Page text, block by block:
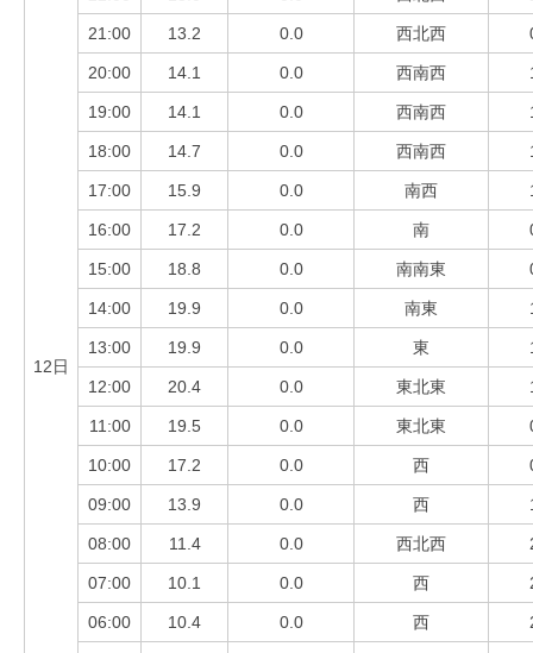
12日
21:00 13.2 0.0 西北西
20:00 14.1 0.0 西南西
19:00 14.1 0.0 西南西
18:00 14.7 0.0 西南西
17:00 15.9 0.0 南西
16:00 17.2 0.0 南
15:00 18.8 0.0 南南東
14:00 19.9 0.0 南東
13:00 19.9 0.0 東
12:00 20.4 0.0 東北東
11:00 19.5 0.0 東北東
10:00 17.2 0.0 西
09:00 13.9 0.0 西
08:00 11.4 0.0 西北西
07:00 10.1 0.0 西
06:00 10.4 0.0 西